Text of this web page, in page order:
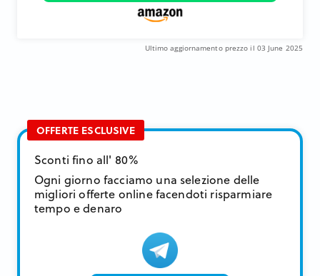
Ultimo aggiornamento prezzo il 03 June 2025
OFFERTE ESCLUSIVE
Sconti fino all' 80%
Ogni giorno facciamo una selezione delle
migliori offerte online facendoti risparmiare
tempo e denaro